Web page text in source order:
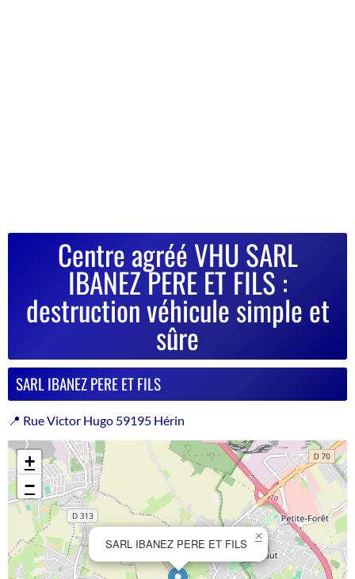
Centre agréé VHU SARL
IBANEZ PERE ET FILS :
destruction véhicule simple et
sûre
SARL IBANEZ PERE ET FILS
📍 Rue Victor Hugo 59195 Hérin
SARL IBANEZ PERE ET FILS
×
+
−